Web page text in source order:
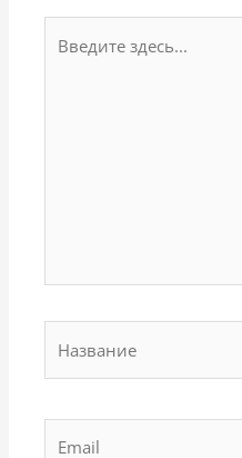
здесь...